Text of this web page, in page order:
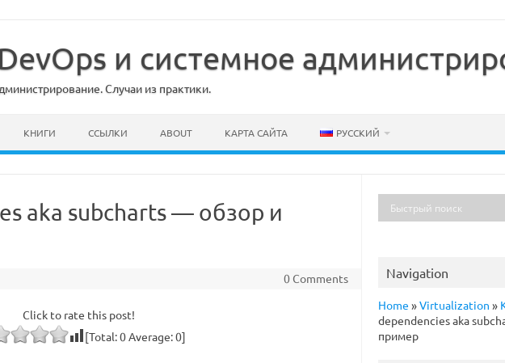
и системное
Случаи из практики.
КНИГИ ССЫЛКИ ABOUT КАРТА САЙТА РУССКИЙ
aka subcharts — обзор и
0 Comments
Click to rate this post!
[Total:0Average:0]
Navigation
Home »Virtualization »
dependencies aka
пример